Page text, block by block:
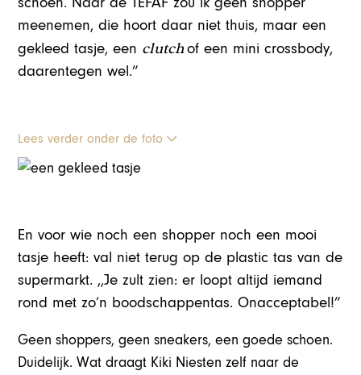
meenemen, die hoort daar niet thuis, maar een
gekleed tasje, een clutchof een mini crossbody,
daarentegen wel.”
Lees verder onder de foto
En voor wie noch een shopper noch een mooi
tasje heeft: val niet terug op de plastic tas van de
supermarkt. ,,Je zult zien: er loopt altijd iemand
rond met zo’n boodschappentas. Onacceptabel!”
Geen shoppers, geen sneakers, een goede schoen.
Duidelijk. Wat draagt Kiki Niesten zelf naar de